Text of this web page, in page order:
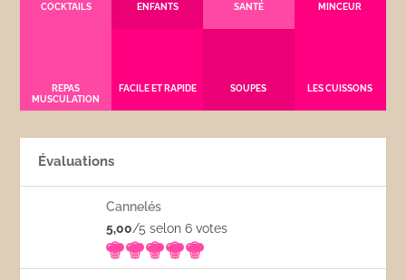
COCKTAILS ENFANTS SANTÉ MINCEUR
REPAS
MUSCULATION
FACILE ET RAPIDE SOUPES LES CUISSONS
Évaluations
Cannelés
5,00/5 selon 6votes